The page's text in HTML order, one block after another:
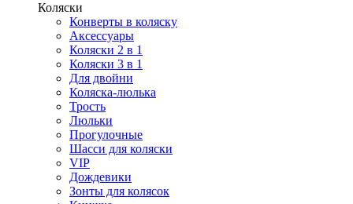
Коляски
Конверты в коляску
Аксессуары
Коляски 2 в 1
Коляски 3 в 1
Для двойни
Коляска-люлька
Трость
Люльки
Прогулочные
Шасси для коляски
VIP
Дождевики
Зонты для колясок